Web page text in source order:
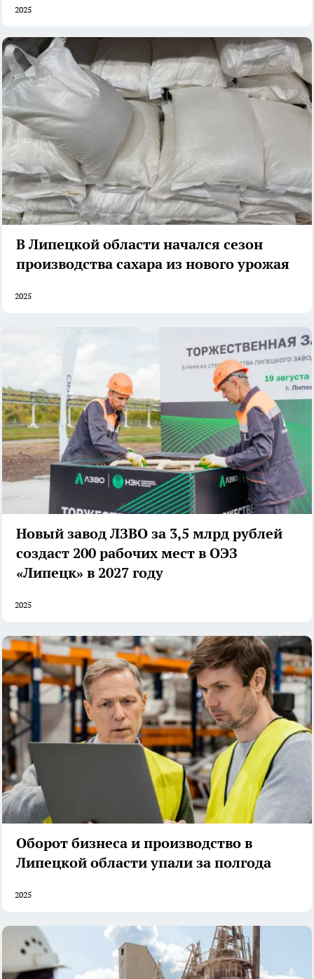
2025
В Липецкой области начался сезон
производства сахара из нового урожая
2025
Новый завод ЛЗВО за 3,5 млрд рублей
создаст 200 рабочих мест в ОЭЗ
«Липецк» в 2027 году
2025
Оборот бизнеса и производство в
Липецкой области упали за полгода
2025